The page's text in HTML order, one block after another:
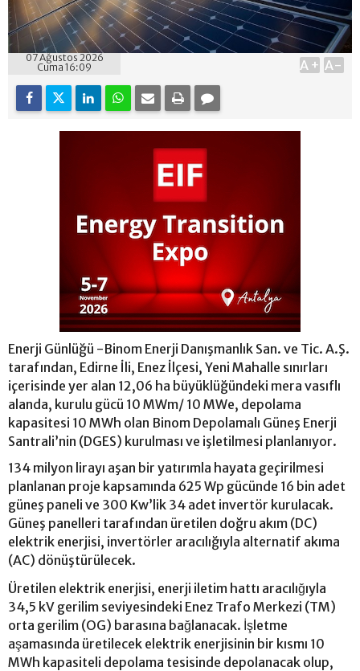
07 Ağustos 2026
Cuma 16:09
A+ A-
Enerji Günlüğü -Binom Enerji Danışmanlık San. ve Tic. A.Ş.
tarafından, Edirne İli, Enez İlçesi, Yeni Mahalle sınırları
içerisinde yer alan 12,06 ha büyüklüğündeki mera vasıflı
alanda, kurulu gücü 10 MWm/ 10 MWe, depolama
kapasitesi 10 MWh olan Binom Depolamalı Güneş Enerji
Santrali’nin (DGES) kurulması ve işletilmesi planlanıyor.
134 milyon lirayı aşan bir yatırımla hayata geçirilmesi
planlanan proje kapsamında 625 Wp gücünde 16 bin adet
güneş paneli ve 300 Kw’lik 34 adet invertör kurulacak.
Güneş panelleri tarafından üretilen doğru akım (DC)
elektrik enerjisi, invertörler aracılığıyla alternatif akıma
(AC) dönüştürülecek.
Üretilen elektrik enerjisi, enerji iletim hattı aracılığıyla
34,5 kV gerilim seviyesindeki Enez Trafo Merkezi (TM)
orta gerilim (OG) barasına bağlanacak. İşletme
aşamasında üretilecek elektrik enerjisinin bir kısmı 10
MWh kapasiteli depolama tesisinde depolanacak olup,